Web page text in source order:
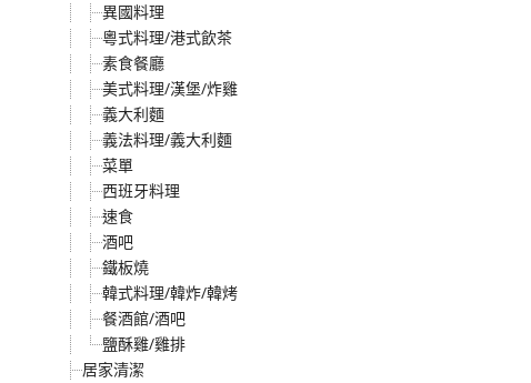
異國料理
粵式料理/港式飲茶
素食餐廳
美式料理/漢堡/炸雞
義大利麵
義法料理/義大利麵
菜單
西班牙料理
速食
酒吧
鐵板燒
韓式料理/韓炸/韓烤
餐酒館/酒吧
鹽酥雞/雞排
居家清潔